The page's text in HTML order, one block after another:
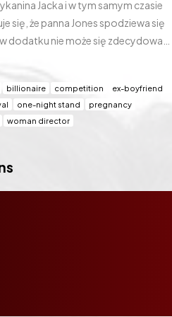
się, że panna Jones spodziewa się
dodatku nie może się zdecydować,
billionaire competition
ex-boyfriend
one-night stand
pregnancy
woman director